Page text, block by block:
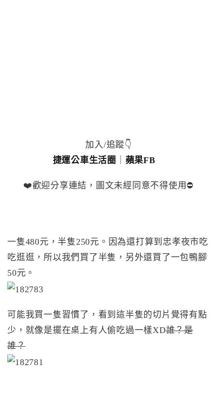
加入/追蹤👇
捷運公車生活圈
蘋果FB
❤️歡迎分享連結，圖文未經同意不得使用⛔️
一隻480元，半隻250元。因為還打算到忠孝夜市吃
吃逛逛，所以我們買了半隻，另外還買了一包鴨腳
50元。
可能我買一隻習慣了，看到這半隻的切片覺得有點
少，就像是擺在桌上有人偷吃過一樣XD誰？是
誰？